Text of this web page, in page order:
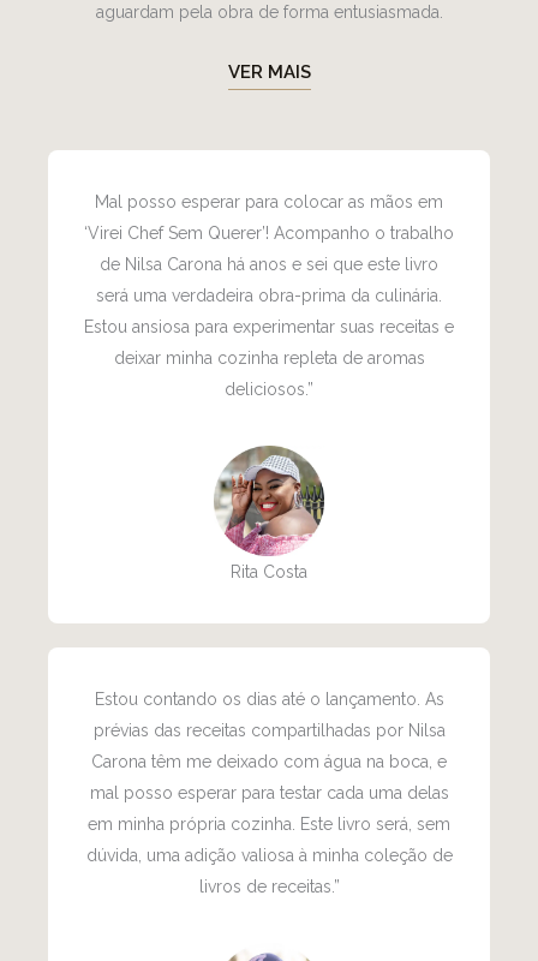
aguardam pela obra de forma entusiasmada.
VER MAIS
Mal posso esperar para colocar as mãos em
‘Virei Chef Sem Querer’! Acompanho o trabalho
de Nilsa Carona há anos e sei que este livro
será uma verdadeira obra-prima da culinária.
Estou ansiosa para experimentar suas receitas e
deixar minha cozinha repleta de aromas
deliciosos.”
Rita Costa
Estou contando os dias até o lançamento. As
prévias das receitas compartilhadas por Nilsa
Carona têm me deixado com água na boca, e
mal posso esperar para testar cada uma delas
em minha própria cozinha. Este livro será, sem
dúvida, uma adição valiosa à minha coleção de
livros de receitas.”